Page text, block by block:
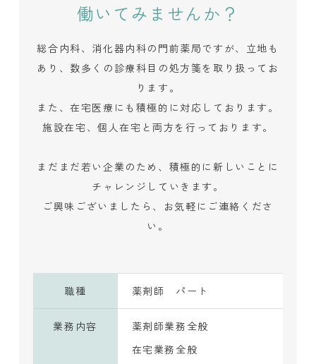
働いてみませんか？
総合内科、消化器内科の門前薬局ですが、立地も
あり、数多くの診療科目の処方箋を取り扱ってお
ります。
また、在宅医療にも積極的に対応しております。
施設在宅、個人在宅と両方を行っております。
まだまだ若い企業のため、積極的に新しいことに
チャレンジしていきます。
ご興味ございましたら、お気軽にご連絡くださ
い。
職種 薬剤師 パート
業務内容
薬剤師業務全般
在宅業務全般